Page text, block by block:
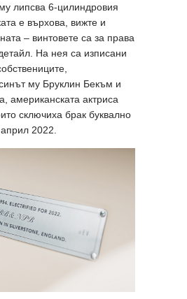
липсва 6-цилиндровия
е върхова, вижте и
– винтовете са за права
На нея са изписани
му Бруклин Бекъм и
американската актриса
сключиха брак буквално
2022.